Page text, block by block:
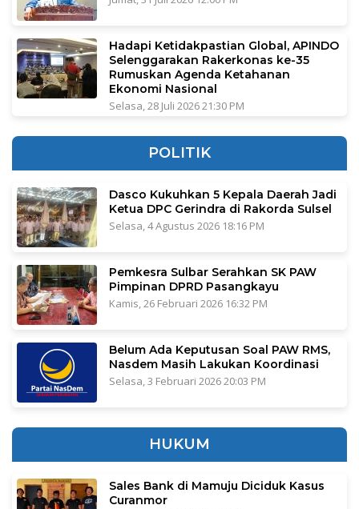
Hadapi Ketidakpastian Global, APINDO
Selenggarakan Rakerkonas ke-35
Rumuskan Agenda Ketahanan
Ekonomi Nasional
Selasa, 28 Juli 2026 21:30 PM
POLITIK
Dasco Kukuhkan 5 Kepala Daerah Jadi
Ketua DPC Gerindra di Rakorda Sulsel
Selasa, 4 Agustus 2026 18:16 PM
Pemkesra Sulbar Serahkan SK PAW
Pimpinan DPRD Pasangkayu
Kamis, 26 Februari 2026 16:32 PM
Belum Ada Keputusan Soal PAW RMS,
Nasdem Masih Lakukan Koordinasi
Selasa, 3 Februari 2026 20:03 PM
HUKUM
Sales Bank di Mamuju Diciduk Kasus
Curanmor